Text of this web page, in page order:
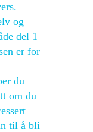
og
del 1
er for
du
om du
til å bli